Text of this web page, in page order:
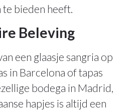
te bieden heeft.
Beleving
een glaasje sangria op
in Barcelona of tapas
bodega in Madrid,
hapjes is altijd een